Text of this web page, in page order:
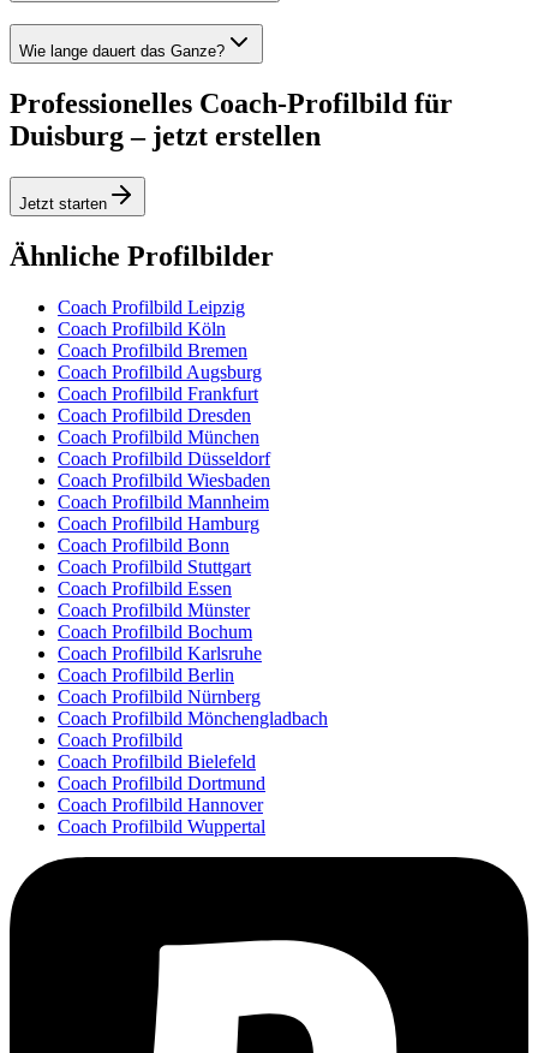
Wie lange dauert das Ganze?
Professionelles Coach-Profilbild für
Duisburg – jetzt erstellen
Jetzt starten
Ähnliche Profilbilder
Coach Profilbild Leipzig
Coach Profilbild Köln
Coach Profilbild Bremen
Coach Profilbild Augsburg
Coach Profilbild Frankfurt
Coach Profilbild Dresden
Coach Profilbild München
Coach Profilbild Düsseldorf
Coach Profilbild Wiesbaden
Coach Profilbild Mannheim
Coach Profilbild Hamburg
Coach Profilbild Bonn
Coach Profilbild Stuttgart
Coach Profilbild Essen
Coach Profilbild Münster
Coach Profilbild Bochum
Coach Profilbild Karlsruhe
Coach Profilbild Berlin
Coach Profilbild Nürnberg
Coach Profilbild Mönchengladbach
Coach Profilbild
Coach Profilbild Bielefeld
Coach Profilbild Dortmund
Coach Profilbild Hannover
Coach Profilbild Wuppertal